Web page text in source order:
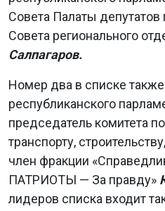
Совета Палаты депутатов
Совета регионального
Салпагаров.
Номер два в списке
республиканского
председатель комитета
транспорту,
член фракции
ПАТРИОТЫ — За правду»
лидеров списка входит